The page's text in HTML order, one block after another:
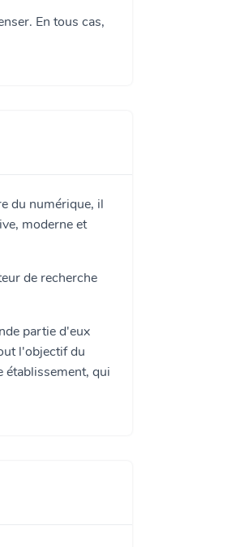
En tous cas,
du numérique, il
moderne et
de recherche
partie d'eux
l'objectif du
établissement, qui